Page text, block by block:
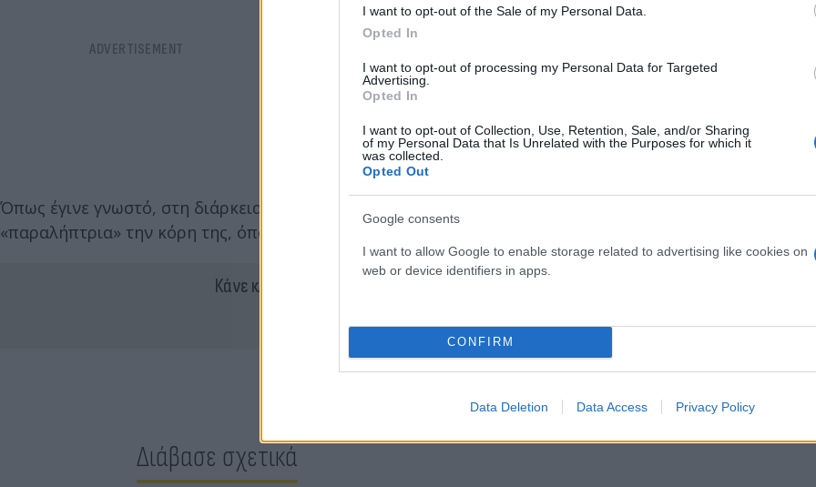
I want to opt-out of the Sale of my Personal Data.
Opted In
I want to opt-out of processing my Personal Data for Targeted
Advertising.
Opted In
I want to opt-out of Collection, Use, Retention, Sale, and/or Sharing
of my Personal Data that Is Unrelated with the Purposes for which it
was collected.
Opted Out
Google consents
I want to allow Google to enable storage related to advertising like cookies on
web or device identifiers in apps.
CONFIRM
Data Deletion Data Access Privacy Policy
Όπως έγινε γνωστό, στη διάρκεια της κράτησής της στις φυλακές Ελαιώνα Θηβών είχε συντάξει ένα
«παραλήπτρια» την κόρη της, όπου ανάμεσα σε άλλα έγραφε: «Λυπάμαι για το κακό που σου
Κάνε κλικ και δες περισσότερο στην αναζήτηση της
Διάβασε σχετικά